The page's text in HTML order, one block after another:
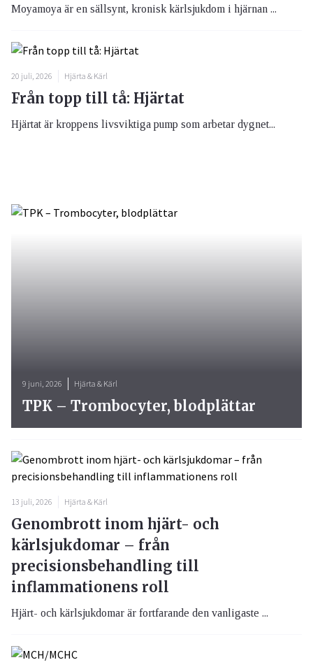
Moyamoya är en sällsynt, kronisk kärlsjukdom i hjärnan ...
20 juli, 2026 Hjärta & Kärl
Från topp till tå: Hjärtat
Hjärtat är kroppens livsviktiga pump som arbetar dygnet...
13 juli, 2026 Hjärta & Kärl
Genombrott inom hjärt- och
kärlsjukdomar – från
precisionsbehandling till
inflammationens roll
Hjärt- och kärlsjukdomar är fortfarande den vanligaste ...
9 juni, 2026 Hjärta & Kärl
TPK – Trombocyter, blodplättar